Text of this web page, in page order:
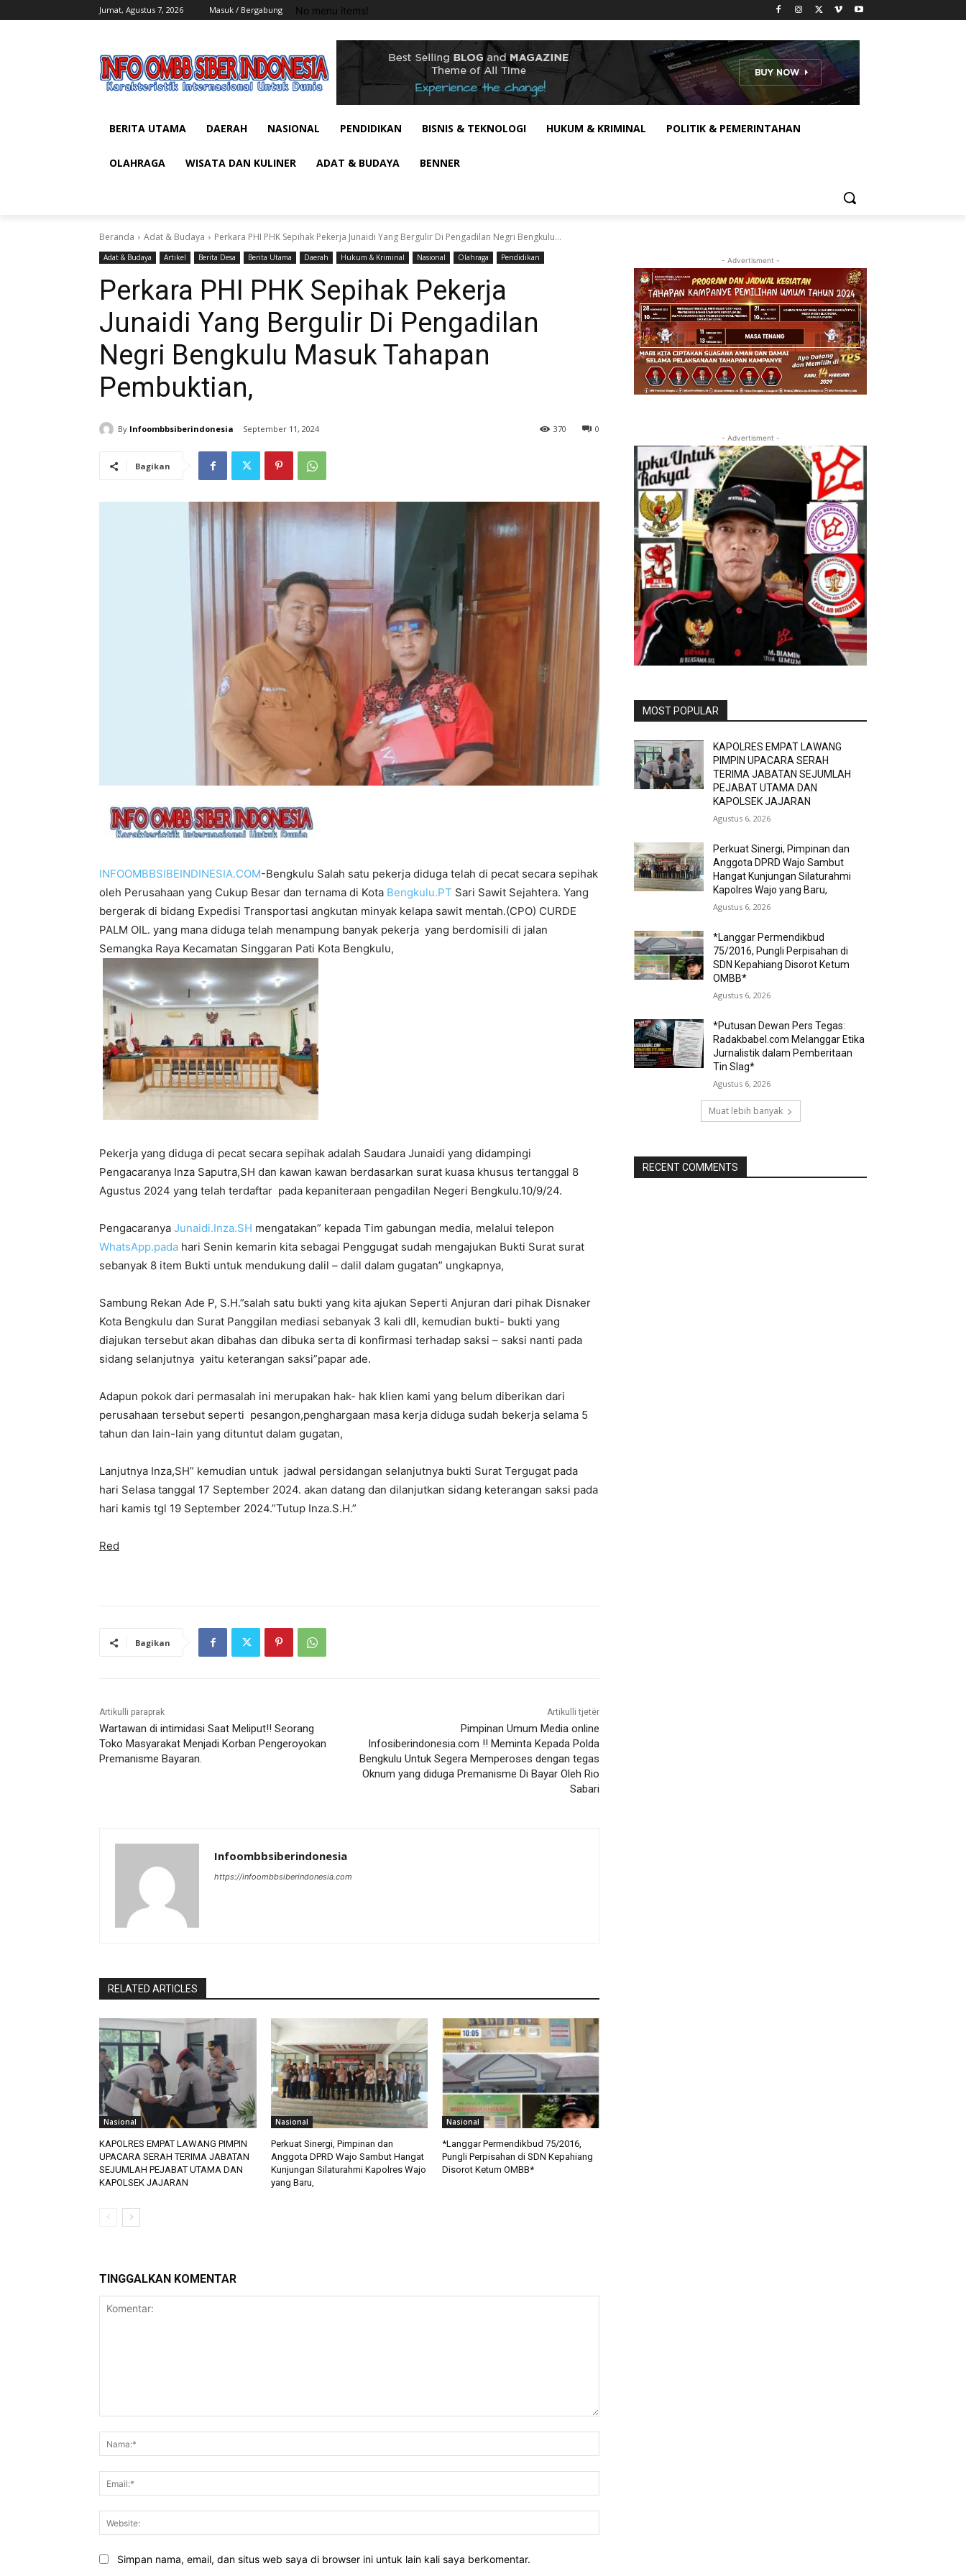
Jumat, Agustus 7, 2026 Masuk / Bergabung No menu items!
BERITA UTAMA DAERAH NASIONAL PENDIDIKAN BISNIS & TEKNOLOGI HUKUM & KRIMINAL POLITIK & PEMERINTAHAN
OLAHRAGA WISATA DAN KULINER ADAT & BUDAYA BENNER
Beranda Adat & Budaya Perkara PHI PHK Sepihak Pekerja Junaidi Yang Bergulir Di Pengadilan Negri Bengkulu...
Adat & Budaya Artikel Berita Desa Berita Utama Daerah Hukum & Kriminal Nasional Olahraga Pendidikan
Perkara PHI PHK Sepihak Pekerja
Junaidi Yang Bergulir Di Pengadilan
Negri Bengkulu Masuk Tahapan
Pembuktian,
By Infoombbsiberindonesia September 11, 2024 0
370
Bagikan
INFOOMBBSIBEINDINESIA.COM-Bengkulu Salah satu pekerja diduga telah di pecat secara sepihak
oleh Perusahaan yang Cukup Besar dan ternama di Kota Bengkulu.PT Sari Sawit Sejahtera. Yang
bergerak di bidang Expedisi Transportasi angkutan minyak kelapa sawit mentah.(CPO) CURDE
PALM OIL. yang mana diduga telah menampung banyak pekerja yang berdomisili di jalan
Semangka Raya Kecamatan Singgaran Pati Kota Bengkulu,
Pekerja yang diduga di pecat secara sepihak adalah Saudara Junaidi yang didampingi
Pengacaranya Inza Saputra,SH dan kawan kawan berdasarkan surat kuasa khusus tertanggal 8
Agustus 2024 yang telah terdaftar pada kepaniteraan pengadilan Negeri Bengkulu.10/9/24.
Pengacaranya Junaidi.Inza.SH mengatakan” kepada Tim gabungan media, melalui telepon
WhatsApp.pada hari Senin kemarin kita sebagai Penggugat sudah mengajukan Bukti Surat surat
sebanyak 8 item Bukti untuk mendukung dalil – dalil dalam gugatan” ungkapnya,
Sambung Rekan Ade P, S.H.”salah satu bukti yang kita ajukan Seperti Anjuran dari pihak Disnaker
Kota Bengkulu dan Surat Panggilan mediasi sebanyak 3 kali dll, kemudian bukti- bukti yang
diajukan tersebut akan dibahas dan dibuka serta di konfirmasi terhadap saksi – saksi nanti pada
sidang selanjutnya yaitu keterangan saksi”papar ade.
Adapun pokok dari permasalah ini merupakan hak- hak klien kami yang belum diberikan dari
perusahaan tersebut seperti pesangon,penghargaan masa kerja diduga sudah bekerja selama 5
tahun dan lain-lain yang dituntut dalam gugatan,
Lanjutnya Inza,SH” kemudian untuk jadwal persidangan selanjutnya bukti Surat Tergugat pada
hari Selasa tanggal 17 September 2024. akan datang dan dilanjutkan sidang keterangan saksi pada
hari kamis tgl 19 September 2024.”Tutup Inza.S.H.”
Red
Bagikan
Artikulli paraprak
Wartawan di intimidasi Saat Meliput!! Seorang
Toko Masyarakat Menjadi Korban Pengeroyokan
Premanisme Bayaran.
Artikulli tjetër
Pimpinan Umum Media online
Infosiberindonesia.com !! Meminta Kepada Polda
Bengkulu Untuk Segera Memperoses dengan tegas
Oknum yang diduga Premanisme Di Bayar Oleh Rio
Sabari
Infoombbsiberindonesia
https://infoombbsiberindonesia.com
RELATED ARTICLES
Nasional
KAPOLRES EMPAT LAWANG PIMPIN
UPACARA SERAH TERIMA JABATAN
SEJUMLAH PEJABAT UTAMA DAN
KAPOLSEK JAJARAN
Nasional
Perkuat Sinergi, Pimpinan dan
Anggota DPRD Wajo Sambut Hangat
Kunjungan Silaturahmi Kapolres Wajo
yang Baru,
Nasional
*Langgar Permendikbud 75/2016,
Pungli Perpisahan di SDN Kepahiang
Disorot Ketum OMBB*
TINGGALKAN KOMENTAR
Simpan nama, email, dan situs web saya di browser ini untuk lain kali saya berkomentar.
- Advertisment -
- Advertisment -
MOST POPULAR
KAPOLRES EMPAT LAWANG
PIMPIN UPACARA SERAH
TERIMA JABATAN SEJUMLAH
PEJABAT UTAMA DAN
KAPOLSEK JAJARAN
Agustus 6, 2026
Perkuat Sinergi, Pimpinan dan
Anggota DPRD Wajo Sambut
Hangat Kunjungan Silaturahmi
Kapolres Wajo yang Baru,
Agustus 6, 2026
*Langgar Permendikbud
75/2016, Pungli Perpisahan di
SDN Kepahiang Disorot Ketum
OMBB*
Agustus 6, 2026
*Putusan Dewan Pers Tegas:
Radakbabel.com Melanggar Etika
Jurnalistik dalam Pemberitaan
Tin Slag*
Agustus 6, 2026
Muat lebih banyak
RECENT COMMENTS